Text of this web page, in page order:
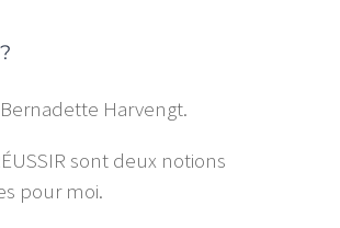
Harvengt.
sont deux notions
pour moi.